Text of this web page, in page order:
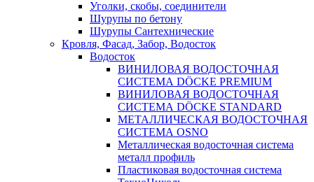
Уголки, скобы, соединители
Шурупы по бетону
Шурупы Сантехнические
Кровля, Фасад, Забор, Водосток
Водосток
ВИНИЛОВАЯ ВОДОСТОЧНАЯ
СИСТЕМА DÖCKE PREMIUM
ВИНИЛОВАЯ ВОДОСТОЧНАЯ
СИСТЕМА DÖCKE STANDARD
МЕТАЛЛИЧЕСКАЯ ВОДОСТОЧНАЯ
СИСТЕМА OSNO
Металлическая водосточная система
металл профиль
Пластиковая водосточная система